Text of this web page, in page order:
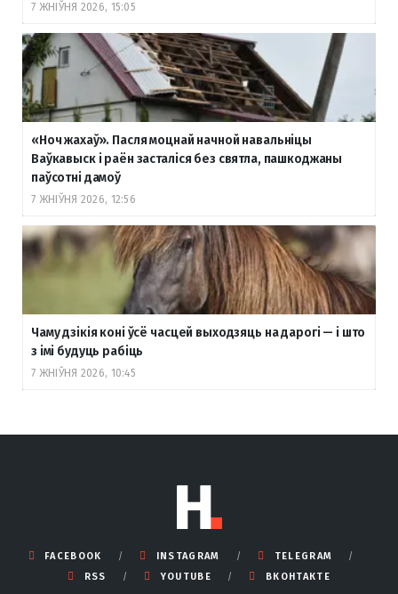
7 ЖНІЎНЯ 2026, 15:05
«Ноч жахаў». Пасля моцнай начной навальніцы
Ваўкавыск і раён засталіся без святла, пашкоджаны
паўсотні дамоў
7 ЖНІЎНЯ 2026, 12:56
Чаму дзікія коні ўсё часцей выходзяць на дарогі — і што
з імі будуць рабіць
7 ЖНІЎНЯ 2026, 10:45
FACEBOOK INSTAGRAM
TELEGRAM
RSS
YOUTUBE ВКОНТАКТЕ